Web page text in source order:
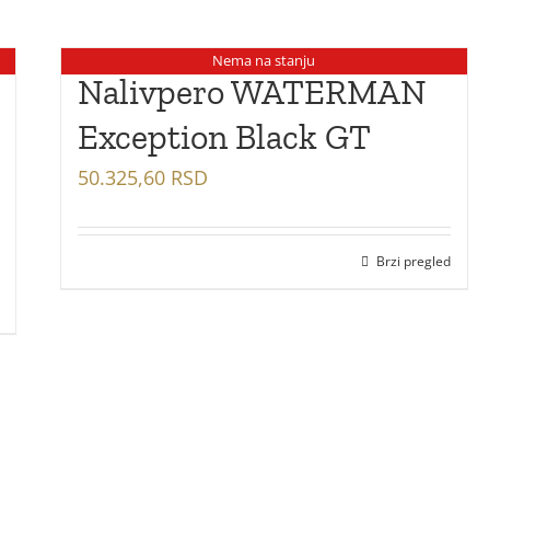
Nema na stanju
Nalivpero WATERMAN
Exception Black GT
50.325,60 RSD
Brzi pregled